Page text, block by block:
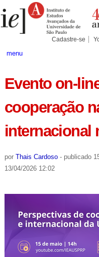
para
conteúdo.
Pessoais
Cadastre-se
menu
Evento on-
cooperação
internacional
por Thais Cardoso - publicado
13/04/2026 12:02